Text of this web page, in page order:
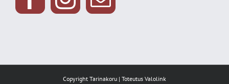
Copyright Tarinakoru | Toteutus Valolink